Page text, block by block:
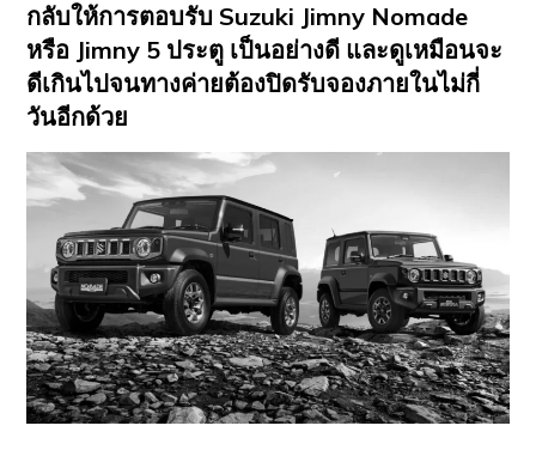
กลับให้การตอบรับ Suzuki Jimny Nomade
หรือ Jimny 5 ประตู เป็นอย่างดี และดูเหมือนจะ
ดีเกินไปจนทางค่ายต้องปิดรับจองภายในไม่กี่
วันอีกด้วย